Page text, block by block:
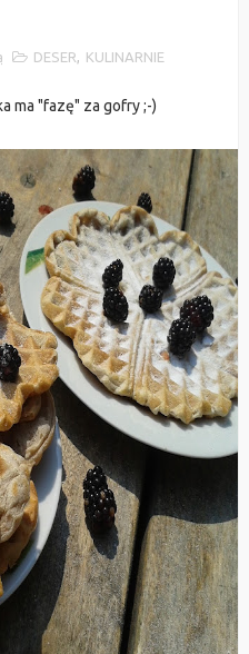
DESER, KULINARNIE
ma "fazę" za gofry ;-)